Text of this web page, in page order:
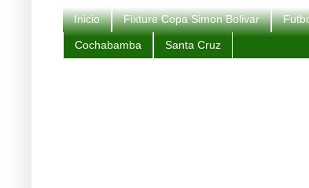
Inicio Fixture Copa Simon Bolivar
Cochabamba Santa Cruz